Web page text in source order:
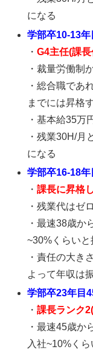
になる
学部卒10-13年
・G4主任(課
・裁量労働制
・総合職であ
までには昇格
・基本給35万
・残業30H/月
になる
学部卒16-18年
・課長に昇格
・残業代はゼ
・最速38歳か
~30%くらいと
・責任の大き
よって年収は
学部卒23年目
・課長ランク
・最速45歳か
入社~10%くら